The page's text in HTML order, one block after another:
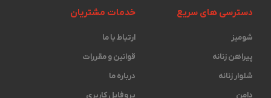
دسترسی های سریع
شومیز
پیراهن زنانه
شلوار زنانه
دامن
خدمات مشتریان
ارتباط با ما
قوانین و مقررات
درباره ما
پروفایل کاربری